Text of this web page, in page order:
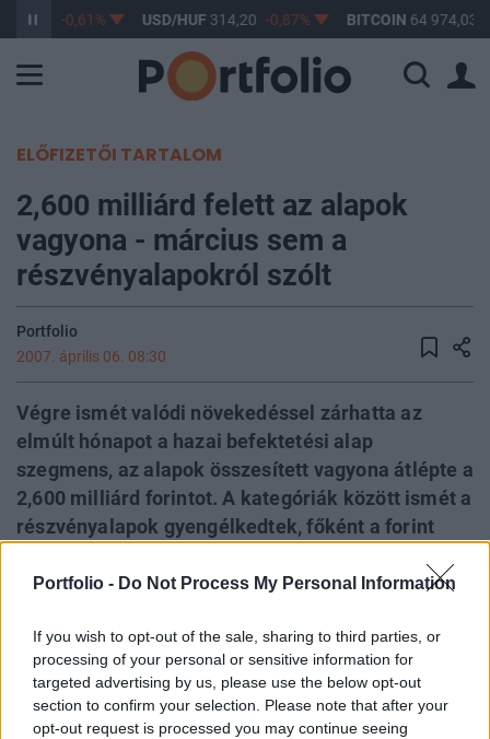
Portfolio - Do Not Process My Personal Information
If you wish to opt-out of the sale, sharing to third parties, or
processing of your personal or sensitive information for
targeted advertising by us, please use the below opt-out
section to confirm your selection. Please note that after your
opt-out request is processed you may continue seeing
363,17 -0,61% USD/HUF 314,20 -0,87% BITCOIN 64 974,03
ELŐFIZETŐI TARTALOM
2,600 milliárd felett az alapok
vagyona - március sem a
részvényalapokról szólt
Portfolio
2007. április 06. 08:30
Végre ismét valódi növekedéssel zárhatta az
elmúlt hónapot a hazai befektetési alap
szegmens, az alapok összesített vagyona átlépte a
2,600 milliárd forintot. A kategóriák között ismét a
részvényalapok gyengélkedtek, főként a forint
negatívak voltak a hónap során. Tőkebeáramlás
hónap vesztesei, a befektetők már fél éve havonta
10 milliárd forintot vonnak ki az alapokból - derül
ki a BAMOSZ legfrissebb havi jelentéséből.